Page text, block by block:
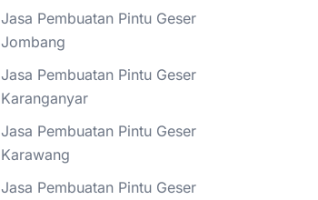
Jasa Pembuatan Pintu Geser
Jombang
Jasa Pembuatan Pintu Geser
Karanganyar
Jasa Pembuatan Pintu Geser
Karawang
Jasa Pembuatan Pintu Geser